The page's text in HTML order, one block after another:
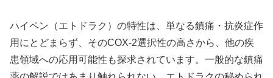
ハイペン（エトドラク）の特性は、単なる鎮痛・抗炎症作
用にとどまらず、そのCOX-2選択性の高さから、他の疾
患領域への応用可能性も探求されています。一般的な鎮痛